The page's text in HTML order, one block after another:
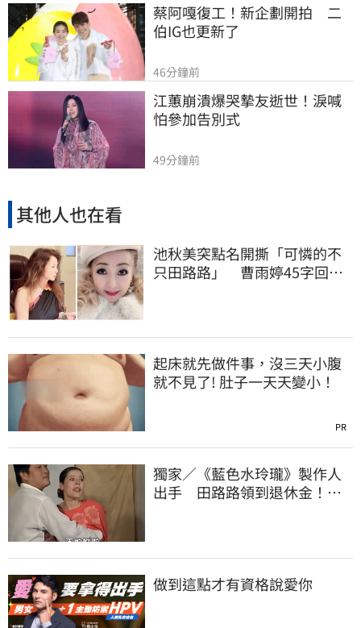
蔡阿嘎復工！新企劃開拍　二
伯IG也更新了
46分鐘前
江蕙崩潰爆哭摯友逝世！淚喊
怕參加告別式
49分鐘前
其他人也在看
池秋美突點名開撕「可憐的不
只田路路」 曹雨婷45字回應
起床就先做件事，沒三天小腹
就不見了! 肚子一天天變小！
PR
獨家／《藍色水玲瓏》製作人
出手 田路路領到退休金！隱
做到這點才有資格說愛你